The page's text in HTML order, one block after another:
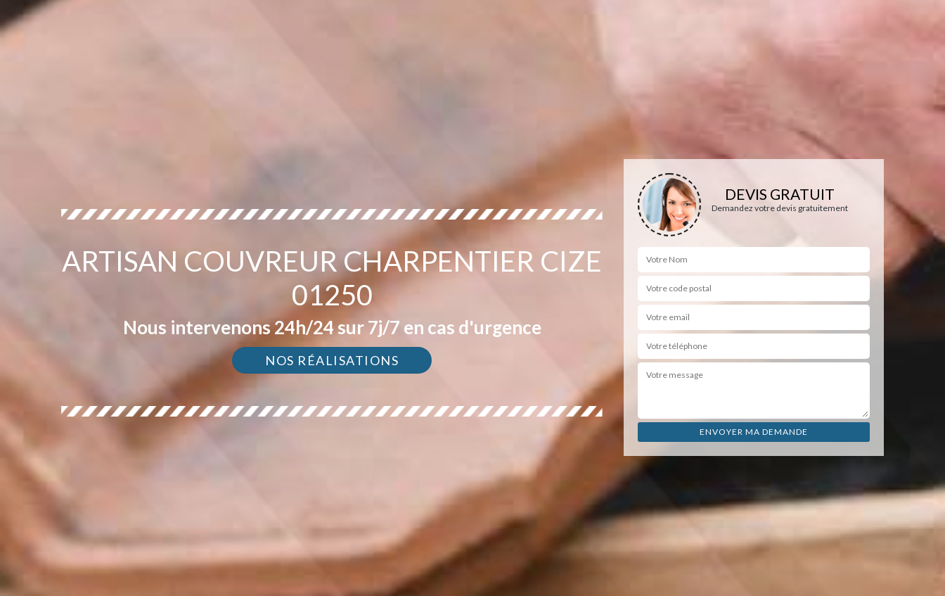
ARTISAN COUVREUR CHARPENTIER CIZE
01250
Nous intervenons 24h/24 sur 7j/7 en cas d'urgence
NOS RÉALISATIONS
DEVIS GRATUIT
Demandez votre devis gratuitement